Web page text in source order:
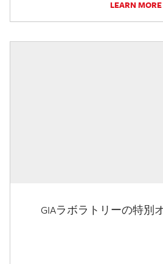
LEARN MORE
GIAラボラトリーの特別